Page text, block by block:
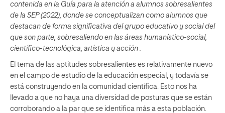
contenida en la Guía para la atención a alumnos sobresalientes
de la SEP (2022), donde se conceptualizan como alumnos que
destacan de forma significativa del grupo educativo y social del
que son parte, sobresaliendo en las áreas humanístico-social,
científico-tecnológica, artística y acción
El tema de las aptitudes sobresalientes es relativamente nuevo
en el campo de estudio de la educación especial, y todavía se
está construyendo en la comunidad científica. Esto nos ha
llevado a que no haya una diversidad de posturas que se están
corroborando a la par que se identifica más a esta población.